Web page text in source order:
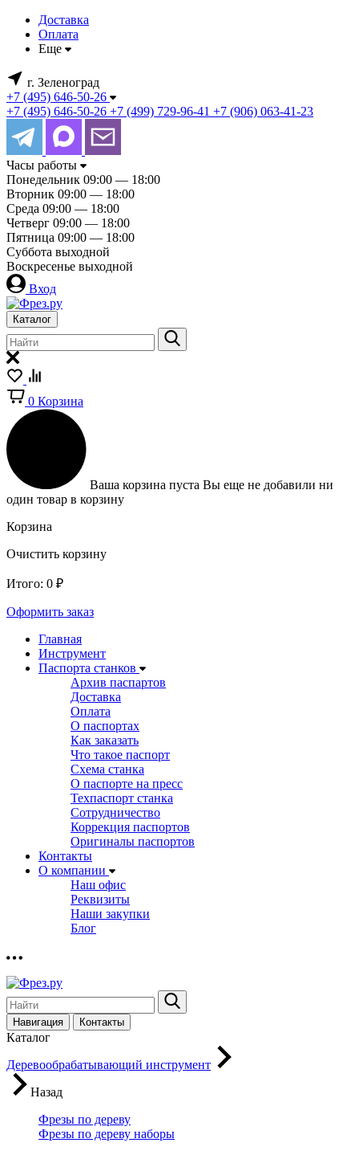
Доставка
Оплата
Еще
г. Зеленоград
+7 (495) 646-50-26
+7 (495) 646-50-26 +7 (499) 729-96-41 +7 (906) 063-41-23
Часы работы
Понедельник 09:00 — 18:00
Вторник 09:00 — 18:00
Среда 09:00 — 18:00
Четверг 09:00 — 18:00
Пятница 09:00 — 18:00
Суббота выходной
Воскресенье выходной
Вход
Каталог
0 Корзина
Ваша корзина пуста Вы еще не добавили ни
один товар в корзину
Корзина
Очистить корзину
Итого: 0 ₽
Оформить заказ
Главная
Инструмент
Паспорта станков
Архив паспартов
Доставка
Оплата
О паспортах
Как заказать
Что такое паспорт
Схема станка
О паспорте на пресс
Техпаспорт станка
Сотрудничество
Коррекция паспортов
Оригиналы паспортов
Контакты
О компании
Наш офис
Реквизиты
Наши закупки
Блог
Навигация Контакты
Каталог
Деревообрабатывающий инструмент
Назад
Фрезы по дереву
Фрезы по дереву наборы